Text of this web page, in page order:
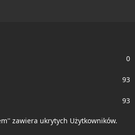
0
93
93
zawiera ukrytych Użytkowników.